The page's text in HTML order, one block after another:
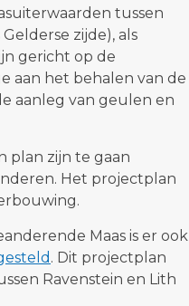
tussen
zijde), als
gericht op de
aan het behalen van de
aanleg van geulen en
plan zijn te gaan
Het projectplan
Maas is er ook
. Dit projectplan
Ravenstein en Lith